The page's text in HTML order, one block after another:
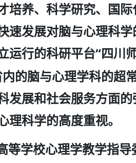
培养、科学研究、国际
速发展对脑与心理科学
运行的科研平台“四川
的脑与心理学科的超
发展和社会服务方面的
科学的高度重视。
等学校心理学教学指导